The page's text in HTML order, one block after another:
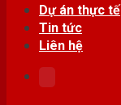
Dự án thực tế
Tin tức
Liên hệ